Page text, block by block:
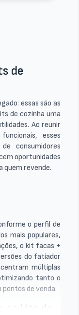
de
essas são as
de cozinha uma
Ao reunir
esses
consumidores
oportunidades
quem revende.
o perfil de
mais populares,
o kit facas +
do fatiador
múltiplas
tanto o
de venda.
kits de